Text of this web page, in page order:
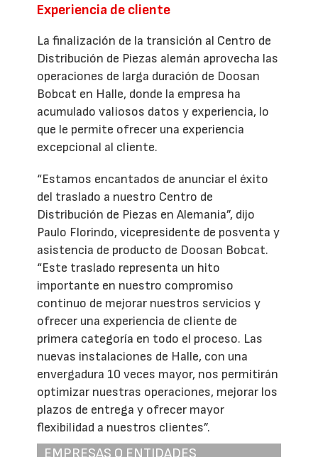
Experiencia de cliente
La finalización de la transición al Centro de
Distribución de Piezas alemán aprovecha las
operaciones de larga duración de Doosan
Bobcat en Halle, donde la empresa ha
acumulado valiosos datos y experiencia, lo
que le permite ofrecer una experiencia
excepcional al cliente.
“Estamos encantados de anunciar el éxito
del traslado a nuestro Centro de
Distribución de Piezas en Alemania”, dijo
Paulo Florindo, vicepresidente de posventa y
asistencia de producto de Doosan Bobcat.
“Este traslado representa un hito
importante en nuestro compromiso
continuo de mejorar nuestros servicios y
ofrecer una experiencia de cliente de
primera categoría en todo el proceso. Las
nuevas instalaciones de Halle, con una
envergadura 10 veces mayor, nos permitirán
optimizar nuestras operaciones, mejorar los
plazos de entrega y ofrecer mayor
flexibilidad a nuestros clientes”.
EMPRESAS O ENTIDADES